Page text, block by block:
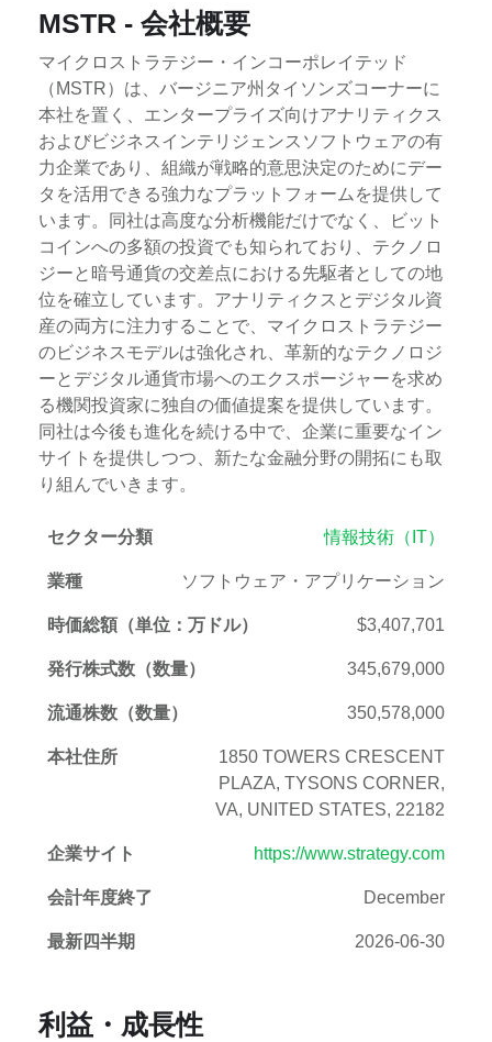
MSTR - 会社概要
マイクロストラテジー・インコーポレイテッド
（MSTR）は、バージニア州タイソンズコーナーに
本社を置く、エンタープライズ向けアナリティクス
およびビジネスインテリジェンスソフトウェアの有
力企業であり、組織が戦略的意思決定のためにデー
タを活用できる強力なプラットフォームを提供して
います。同社は高度な分析機能だけでなく、ビット
コインへの多額の投資でも知られており、テクノロ
ジーと暗号通貨の交差点における先駆者としての地
位を確立しています。アナリティクスとデジタル資
産の両方に注力することで、マイクロストラテジー
のビジネスモデルは強化され、革新的なテクノロジ
ーとデジタル通貨市場へのエクスポージャーを求め
る機関投資家に独自の価値提案を提供しています。
同社は今後も進化を続ける中で、企業に重要なイン
サイトを提供しつつ、新たな金融分野の開拓にも取
り組んでいきます。
セクター分類 情報技術（IT）
業種 ソフトウェア・アプリケーション
時価総額（単位：万ドル） $3,407,701
発行株式数（数量） 345,679,000
流通株数（数量） 350,578,000
本社住所
1850 TOWERS CRESCENT
PLAZA, TYSONS CORNER,
VA, UNITED STATES, 22182
企業サイト https://www.strategy.com
会計年度終了 December
最新四半期 2026-06-30
利益・成長性